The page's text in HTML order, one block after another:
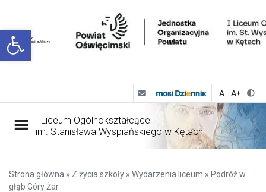
Open toolbar
A A+
I Liceum Ogólnokształcące
im. Stanisława Wyspiańskiego w Kętach
Strona główna » Z życia szkoły » Wydarzenia liceum » Podróż w
głąb Góry Żar.